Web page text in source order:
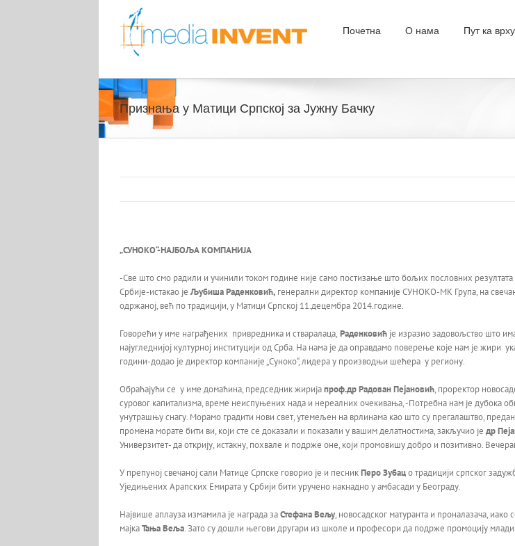
Почетна О нама Пут ка врху
Признања у Матици Српској за Јужну Бачку
„СУНОКО“-НАЈБОЉА КОМПАНИЈА
-Све што смо радили и учинили током године није само постизање што бољих пословних
Србије-истакао је Љубиша Раденковић, генерални директор компаније СУНОКО-МК Група, на
одржаној, већ по традицији, у Матици Српској 11.децембра 2014.године.
Говорећи у име награђених привредника и стваралаца, Раденковић је изразио задовољство што
најугледнијој културној институцији од Срба. На нама је да оправдамо поверење које нам је
години-додао је директор компаније „Суноко“, лидера у производњи шећера у региону.
Обраћајући се у име домаћина, председник жиријапроф.др Радован Пејановић, проректор
суровог капитализма, време неиспуњених нада и нереалних очекивања, -Потребна нам је дубока
унутрашњу снагу. Морамо градити нови свет, утемељен на врлинама као што су прегалаштво,
промена морате бити ви, који сте се доказали и показали у вашим делатностима, закључио је др
Универзитет- да открију, истакну, похвале и подрже оне, који промовишу добро и позитивно.
У препуној свечаној сали Матице Српске говорио је и песникПеро Зубацо традицији српског
Уједињених Арапских Емирата у Србији бити уручено накнадно у амбасади у Београду.
Највише аплауза измамила је награда заСтефана Вељу, новосадског матуранта и проналазача,
мајкаТања Веља. Зато су дошли његови другари из школе и професори да подрже промоцију